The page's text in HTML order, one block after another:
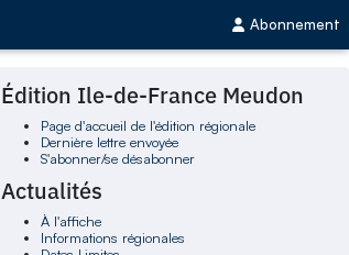
Abonnement
Édition Ile-de-France Meudon
Page d'accueil de l'édition régionale
Dernière lettre envoyée
S'abonner/se désabonner
Actualités
À l'affiche
Informations régionales